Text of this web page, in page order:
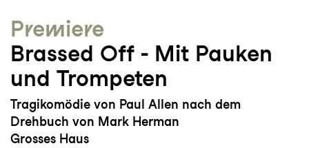
Staatstheater Nürnberg und dem
Volkstheater Wien inszeniert.
Premiere
Brassed Off - Mit Pauken
und Trompeten
Tragikomödie von Paul Allen nach dem
Drehbuch von Mark Herman
Grosses Haus